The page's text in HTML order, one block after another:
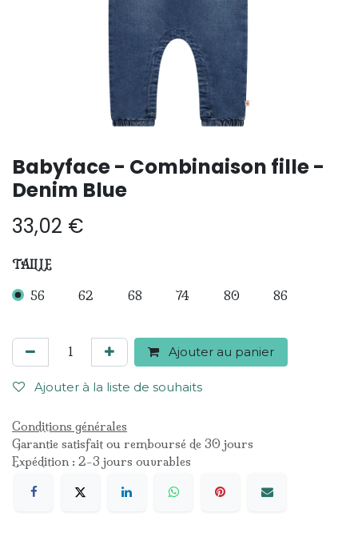
Babyface - Combinaison fille -
Denim Blue
33,02 €
TAILLE
56 62 68 74 80 86
Ajouter au panier
Ajouter à la liste de souhaits
Conditions générales
Garantie satisfait ou remboursé de 30 jours
Expédition : 2-3 jours ouvrables